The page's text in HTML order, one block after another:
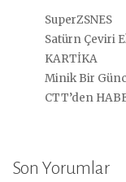
SuperZSNES
Satürn Çeviri
KARTİKA
Minik Bir
CTT’den
Son Yorumlar